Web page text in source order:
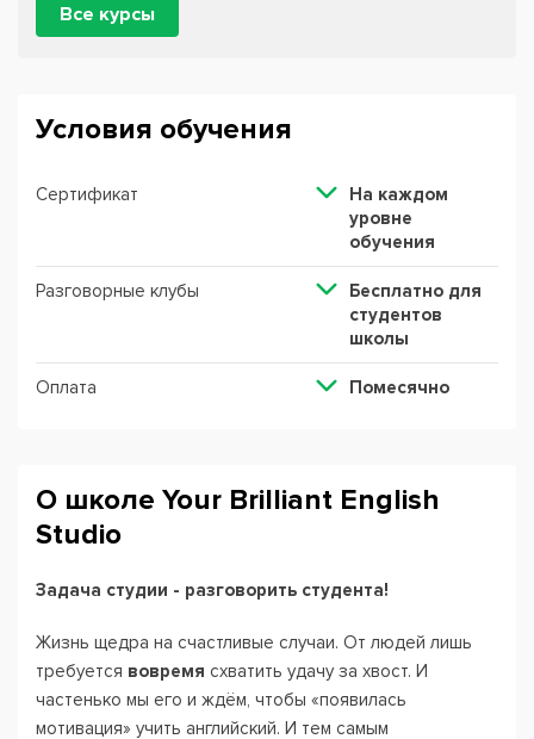
Все курсы
Условия обучения
Сертификат
На каждом
уровне
обучения
Разговорные клубы
Бесплатно для
студентов
школы
Оплата Помесячно
О школе Your Brilliant English
Studio
Задача студии - разговорить студента!
Жизнь щедра на счастливые случаи. От людей лишь
требуется вовремя схватить удачу за хвост. И
частенько мы его и ждём, чтобы «появилась
мотивация» учить английский. И тем самым